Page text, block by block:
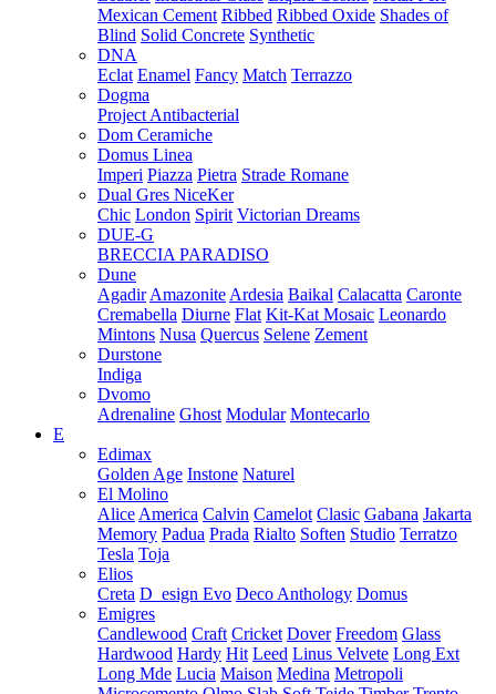
Mexican Cement Ribbed Ribbed Oxide Shades of
Blind Solid Concrete Synthetic
DNA
Eclat Enamel Fancy Match Terrazzo
Dogma
Project Antibacterial
Dom Ceramiche
Domus Linea
Imperi Piazza Pietra Strade Romane
Dual Gres NiceKer
Chic London Spirit Victorian Dreams
DUE-G
BRECCIA PARADISO
Dune
Agadir Amazonite Ardesia Baikal Calacatta Caronte
Cremabella Diurne Flat Kit-Kat Mosaic Leonardo
Mintons Nusa Quercus Selene Zement
Durstone
Indiga
Dvomo
Adrenaline Ghost Modular Montecarlo
E
Edimax
Golden Age Instone Naturel
El Molino
Alice America Calvin Camelot Clasic Gabana Jakarta
Memory Padua Prada Rialto Soften Studio Terratzo
Tesla Toja
Elios
Creta D_esign Evo Deco Anthology Domus
Emigres
Candlewood Craft Cricket Dover Freedom Glass
Hardwood Hardy Hit Leed Linus Velvete Long Ext
Long Mde Lucia Maison Medina Metropoli